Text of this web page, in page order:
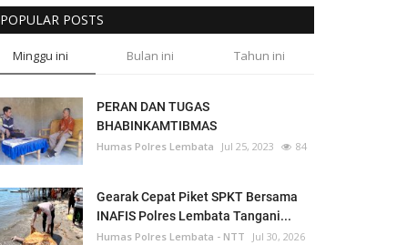
POPULAR POSTS
Minggu ini Bulan ini Tahun ini
PERAN DAN TUGAS
BHABINKAMTIBMAS
Humas Polres Lembata Jul 25, 2023 84
Gearak Cepat Piket SPKT Bersama
INAFIS Polres Lembata Tangani...
Humas Polres Lembata - NTT
Jul 30, 2026